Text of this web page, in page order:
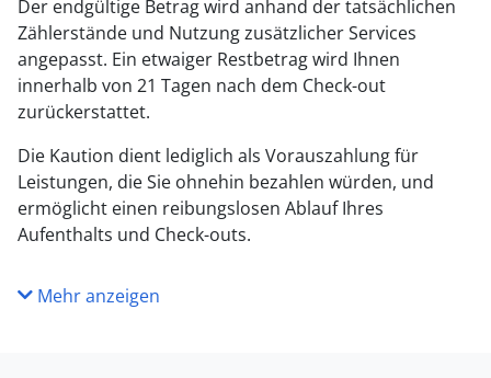
Der endgültige Betrag wird anhand der tatsächlichen
Zählerstände und Nutzung zusätzlicher Services
angepasst. Ein etwaiger Restbetrag wird Ihnen
innerhalb von 21 Tagen nach dem Check-out
zurückerstattet.
Die Kaution dient lediglich als Vorauszahlung für
Leistungen, die Sie ohnehin bezahlen würden, und
ermöglicht einen reibungslosen Ablauf Ihres
Aufenthalts und Check-outs.
Mehr anzeigen